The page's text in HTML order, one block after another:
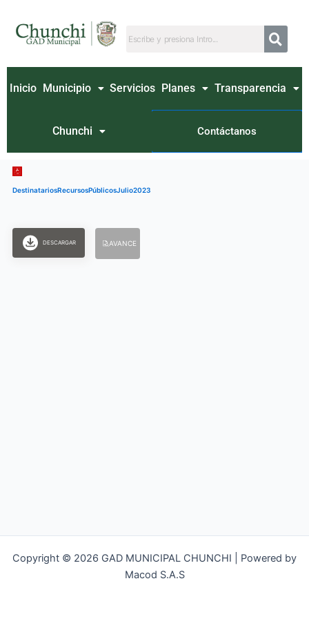
contenido
Inicio Municipio Servicios Planes Transparencia
Chunchi Contáctanos
DestinatariosRecursosPúblicosJulio2023
DESCARGAR AVANCE
Copyright © 2026 GAD MUNICIPAL CHUNCHI | Powered by
Macod S.A.S